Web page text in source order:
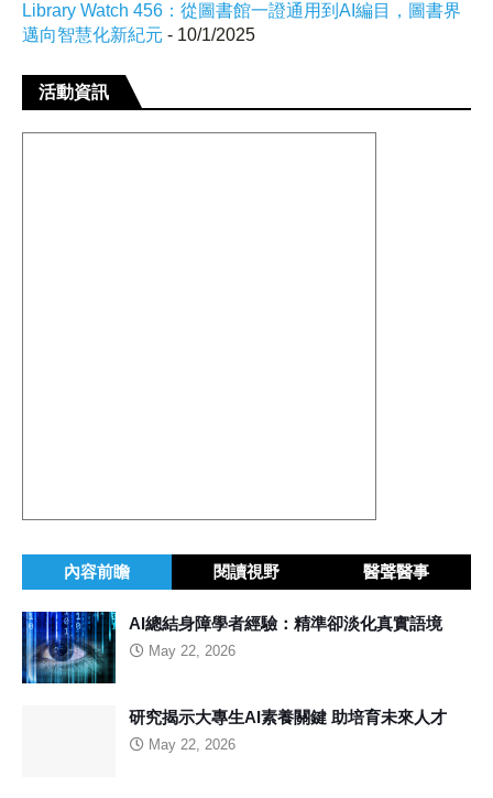
Library Watch 456：從圖書館一證通用到AI編目，圖書界
邁向智慧化新紀元 - 10/1/2025
活動資訊
內容前瞻 閱讀視野 醫聲醫事
AI總結身障學者經驗：精準卻淡化真實語境
May 22, 2026
研究揭示大專生AI素養關鍵 助培育未來人才
May 22, 2026